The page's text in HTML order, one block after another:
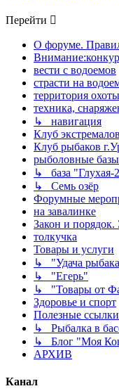
Перейти
О форуме.
вести с водоемов
страсти на
территория охоты
техника,
↳ навигация
Клуб экстремалов
Клуб рыбаков
рыболовные
↳ база "Глухая-
↳ Семь озёр
Форумные
на завалинке
Закон и порядок.
толкучка
Товары и услуги
↳ "Удача
↳ "Егерь"
↳ "Товары от
Здоровье и спорт
Полезные ссылки
↳ Рыбалка в
↳ Блог "Моя
АРХИВ
Канал